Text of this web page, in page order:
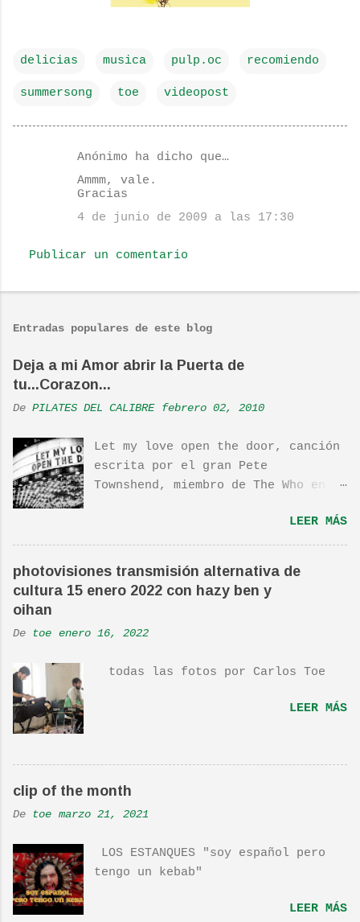
delicias musica pulp.oc recomiendo
summersong toe videopost
n
r
o
s
Anónimo ha dicho que…
Ammm, vale.
Gracias
4 de junio de 2009 a las 17:30
Publicar un comentario
Entradas populares de este blog
Deja a mi Amor abrir la Puerta de
tu...Corazon...
De PILATES DEL CALIBRE febrero 02, 2010
Let my love open the door, canción
escrita por el gran Pete
Townshend, miembro de The Who en
Glass, del mismo año, y que llego
a estar en el top 10. La cancion
es deliciosa de por si, de hecho
ha sido versionada cienes y cienes
de veces. Aquí os dejo el vídeo de
ver una estupenda película llamada
por TOE hace unos posts.Yo también
os la recomiendo. En una escena de
magnifica Per-Versión de este tema
de Townshend. PINCHA AQUÍ Y LA
LEER MÁS
photovisiones transmisión alternativa de
cultura 15 enero 2022 con hazy ben y
oihan
De toe enero 16, 2022
todas las fotos por Carlos Toe
LEER MÁS
clip of the month
De toe marzo 21, 2021
LOS ESTANQUES "soy español pero
tengo un kebab"
LEER MÁS